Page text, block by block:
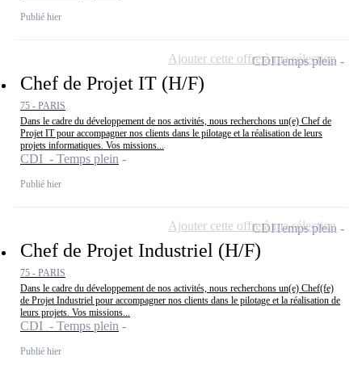
Publié hier
Chef de Projet IT (H/F)
75 - PARIS
Dans le cadre du développement de nos activités, nous recherchons un(e) Chef de
Projet IT pour accompagner nos clients dans le pilotage et la réalisation de leurs
projets informatiques. Vos missions...
CDI - Temps plein
Publié hier
CDITemps plein
Ajouter cette offre à ma sélection
Chef de Projet Industriel (H/F)
75 - PARIS
Dans le cadre du développement de nos activités, nous recherchons un(e) Chef(fe)
de Projet Industriel pour accompagner nos clients dans le pilotage et la réalisation de
leurs projets. Vos missions...
CDI - Temps plein
Publié hier
CDITemps plein
Ajouter cette offre à ma sélection